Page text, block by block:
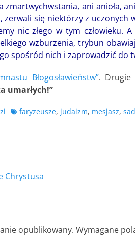
zmartwychwstania, ani anioła,
zerwali się niektórzy z
nic złego w tym człowieku.
wzburzenia, trybun
spośród nich i zaprowadzić do
Błogosławieństw”. Drugie
umarłych!”
Tagów
faryzeusze, judaizm, mesjasz,
Chrystusa
opublikowany. Wymagane